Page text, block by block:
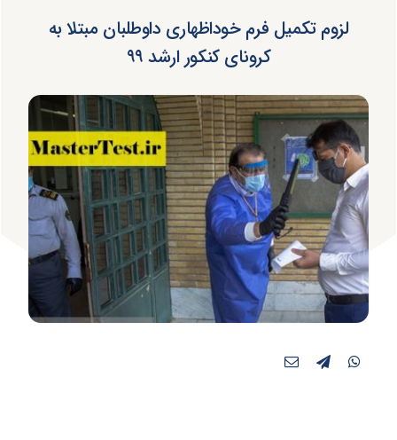
لزوم تکمیل فرم خوداظهاری داوطلبان مبتلا به
کرونای کنکور ارشد ۹۹